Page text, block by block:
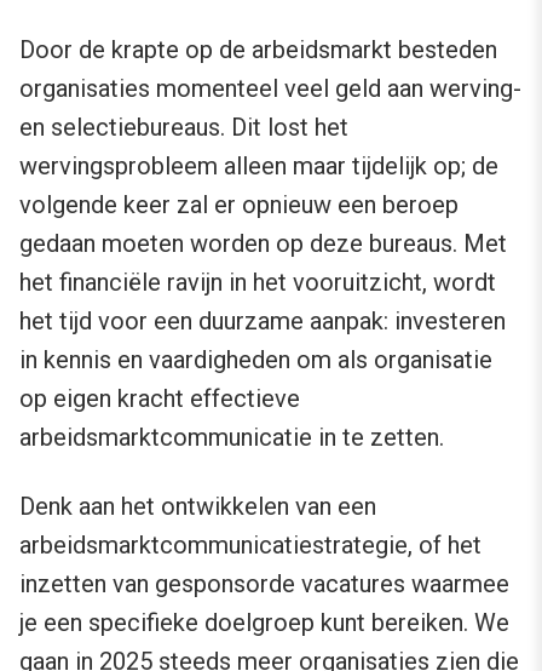
Door de krapte op de arbeidsmarkt besteden
organisaties momenteel veel geld aan werving-
en selectiebureaus. Dit lost het
wervingsprobleem alleen maar tijdelijk op; de
volgende keer zal er opnieuw een beroep
gedaan moeten worden op deze bureaus. Met
het financiële ravijn in het vooruitzicht, wordt
het tijd voor een duurzame aanpak: investeren
in kennis en vaardigheden om als organisatie
op eigen kracht effectieve
arbeidsmarktcommunicatie in te zetten.
Denk aan het ontwikkelen van een
arbeidsmarktcommunicatiestrategie, of het
inzetten van gesponsorde vacatures waarmee
je een specifieke doelgroep kunt bereiken. We
gaan in 2025 steeds meer organisaties zien die